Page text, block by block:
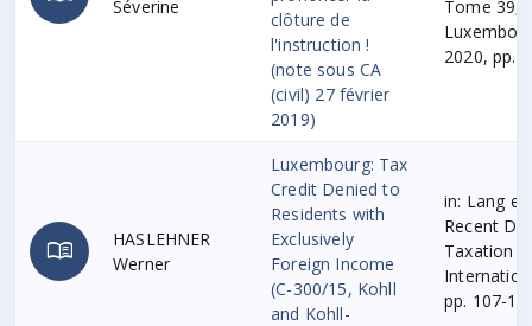
Séverine
clôture de
l'instruction !
(note sous CA
(civil) 27 février
2019)
Tome 39,
2020,
menu_book
HASLEHNER
Werner
Luxembourg: Tax
Credit Denied to
Residents with
Exclusively
Foreign Income
(C-300/15, Kohll
and Kohll-
in: Lang et
Recent
Taxation
pp. 107-